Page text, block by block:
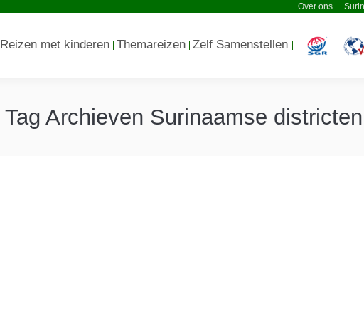
Over ons
Reizen met kinderen Themareizen Zelf Samenstellen
Tag Archieven Surinaamse districten